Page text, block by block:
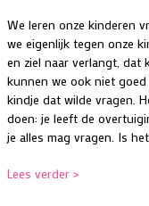
We leren onze kinderen
we eigenlijk tegen onze
en ziel naar verlangt, dat
kunnen we ook niet
kindje dat wilde vragen.
doen: je leeft de
je alles mag vragen. Is
Lees verder >